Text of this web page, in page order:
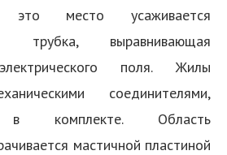
место усаживается
трубка, выравнивающая
поля. Жилы
соединителями,
в комплекте. Область
мастичной пластиной